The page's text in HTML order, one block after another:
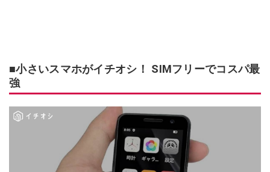
■小さいスマホがイチオシ！ SIMフリーでコスパ最
強